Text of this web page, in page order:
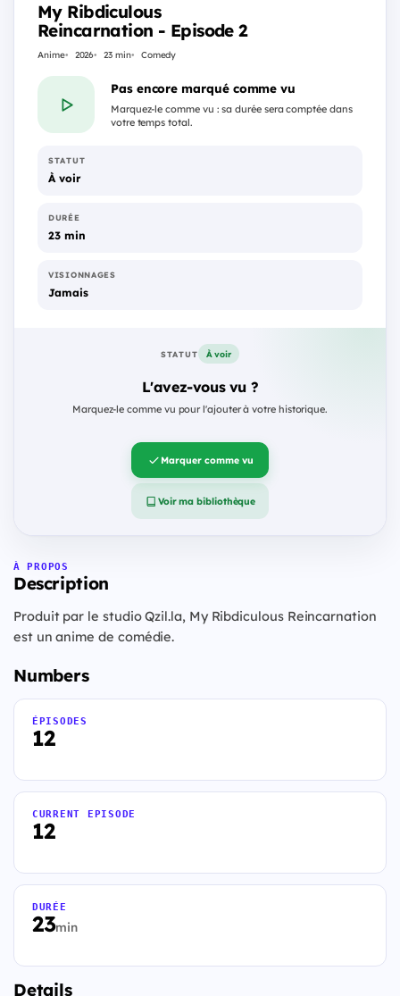
My Ribdiculous
Reincarnation - Episode 2
Anime 2026 23 min Comedy
Pas encore marqué comme vu
Marquez-le comme vu : sa durée sera comptée dans
votre temps total.
STATUT
À voir
DURÉE
23 min
VISIONNAGES
Jamais
STATUT À voir
L'avez-vous vu ?
Marquez-le comme vu pour l'ajouter à votre historique.
Marquer comme vu
Voir ma bibliothèque
À PROPOS
Description
Produit par le studio Qzil.la, My Ribdiculous Reincarnation
est un anime de comédie.
Numbers
12
ÉPISODES
12
CURRENT EPISODE
23min
DURÉE
Details